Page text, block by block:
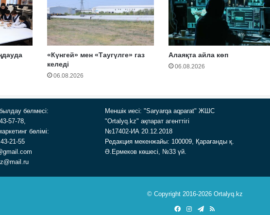
«Күнгей» мен «Таугүлге» газ
келеді
06.08.2026
Алаяқта айла көп
06.08.2026
бөлмесі:
57-78,
бөлімі:
21-55
Меншік иесі: "Saryarqa aqparat" ЖШС
"Ortalyq.kz" ақпарат агенттігі
№17402-ИА 20.12.2018
Редакция мекенжайы: 100009, Қарағанды қ.
Ә.Ермеков көшесі, №33 үй.
© Copyright 2016-2026 Ortalyq.kz
FacebookInstagram
Telegram